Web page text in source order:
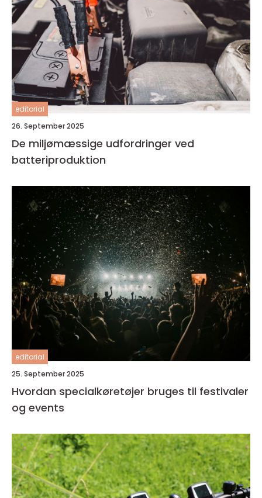
editorial
26. September 2025
De miljømæssige udfordringer ved
batteriproduktion
editorial
25. September 2025
Hvordan specialkøretøjer bruges til festivaler
og events